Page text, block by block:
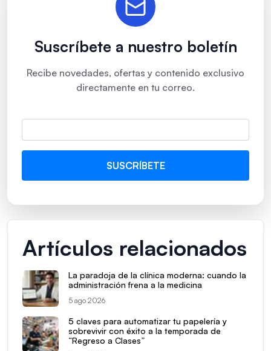
Suscríbete a nuestro boletín
Recibe novedades, ofertas y contenido exclusivo
directamente en tu correo.
Artículos relacionados
La paradoja de la clínica moderna: cuando la
administración frena a la medicina
5 ago 2026
5 claves para automatizar tu papelería y
sobrevivir con éxito a la temporada de
“Regreso a Clases”